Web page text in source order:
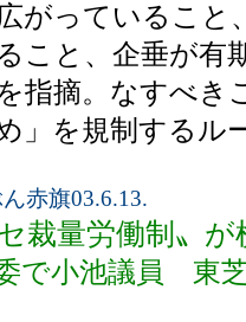
がっていること
こと、企垂が有
指摘。なすべき
」を規制するル
赤旗03.6.13.
セ裁量労働制〟が
で小池議員 東